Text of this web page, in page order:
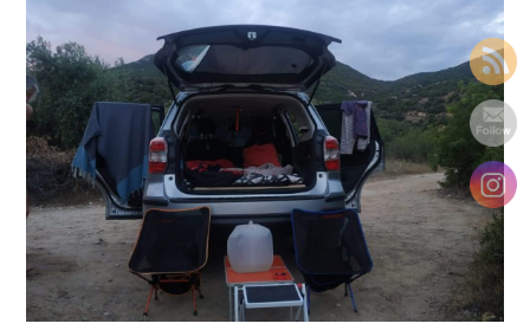
Accéder
contenu
principal